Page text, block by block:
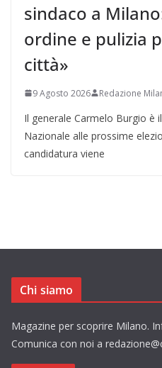
sindaco a
ordine e pulizia
città»
9 Agosto 2026 Redazione
Il generale Carmelo Burgio è
Nazionale alle prossime
candidatura viene
Chi siamo
Magazine per scoprire Milano.
Comunica con noi a